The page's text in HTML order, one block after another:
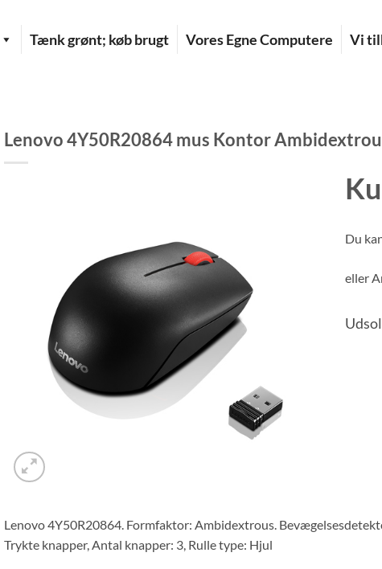
Tænk grønt; køb brugt Vores Egne Computere Vi
Lenovo 4Y50R20864 mus Kontor
Du
eller
Lenovo 4Y50R20864. Formfaktor: Ambidextrous.
Trykte knapper, Antal knapper: 3, Rulle type: Hjul